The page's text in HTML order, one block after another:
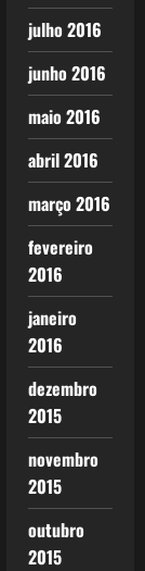
julho 2016
junho 2016
maio 2016
abril 2016
março 2016
fevereiro
2016
janeiro
2016
dezembro
2015
novembro
2015
outubro
2015